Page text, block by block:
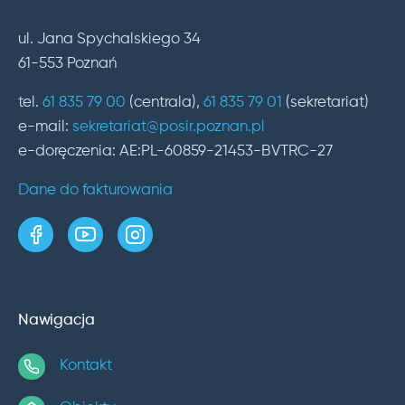
ul. Jana Spychalskiego 34
61-553 Poznań
tel. 61 835 79 00 (centrala), 61 835 79 01 (sekretariat)
e-mail: sekretariat@posir.poznan.pl
e-doręczenia: AE:PL-60859-21453-BVTRC-27
Dane do fakturowania
strona w serwisie Facebook
kanał w serwisie YouTube
profil w serwisie Instagram
Nawigacja
Kontakt